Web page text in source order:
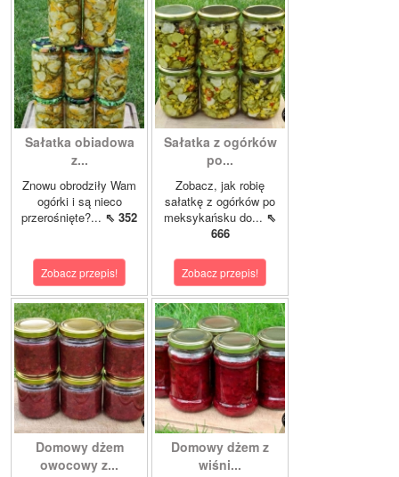
Sałatka obiadowa
z...
Znowu obrodziły Wam
ogórki i są nieco
przerośnięte?... ⇖ 352
Zobacz przepis!
Sałatka z ogórków
po...
Zobacz, jak robię
sałatkę z ogórków po
meksykańsku do... ⇖
666
Zobacz przepis!
Domowy dżem
owocowy z...
Domowy dżem z
wiśni...